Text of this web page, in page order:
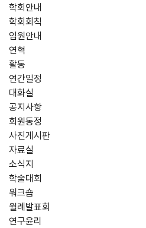
학회안내
학회회칙
임원안내
연혁
활동
연간일정
대화실
공지사항
회원동정
사진게시판
자료실
소식지
학술대회
워크숍
월례발표회
연구윤리